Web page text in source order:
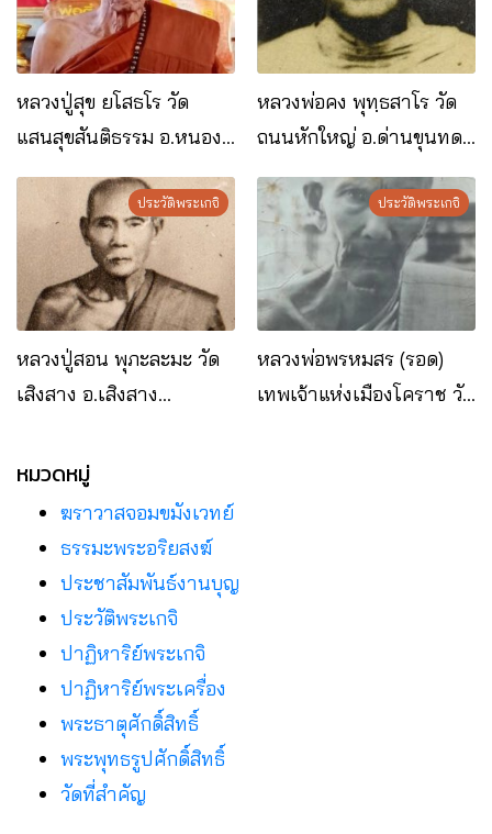
หลวงปู่สุข ยโสธโร วัด
แสนสุขสันติธรรม อ.หนอง
บุญมาก จ.นครราชสีมา
หลวงพ่อคง พุทฺธสาโร วัด
ถนนหักใหญ่ อ.ด่านขุนทด
จ.นครราชสีมา
ประวัติพระเกจิ
หลวงปู่สอน พุภะละมะ วัด
เสิงสาง อ.เสิงสาง
ประวัติพระเกจิ
หลวงพ่อพรหมสร (รอด)
เทพเจ้าแห่งเมืองโคราช วัด
หมวดหมู่
ฆราวาสจอมขมังเวทย์
ธรรมะพระอริยสงฆ์
ประชาสัมพันธ์งานบุญ
ประวัติพระเกจิ
ปาฏิหาริย์พระเกจิ
ปาฏิหาริย์พระเครื่อง
พระธาตุศักดิ์สิทธิ์
พระพุทธรูปศักดิ์สิทธิ์
วัดที่สําคัญ